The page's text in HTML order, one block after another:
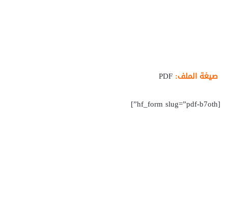
صيغة الملف:
[hf_form slug=”pdf-b7oth”]